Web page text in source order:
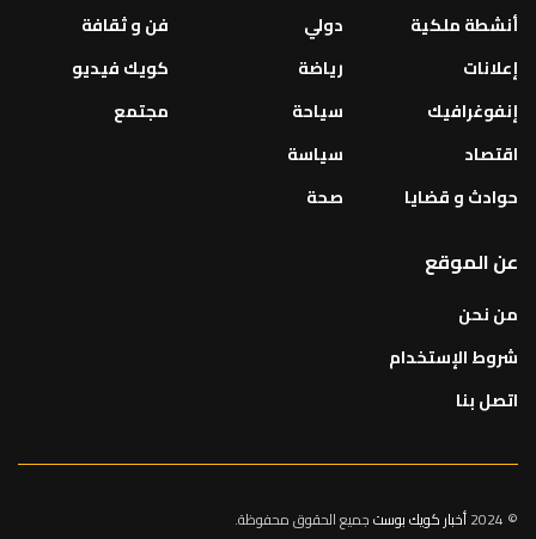
أنشطة ملكية
إعلانات
إنفوغرافيك
اقتصاد
حوادث و قضايا
دولي
رياضة
سياحة
سياسة
صحة
فن و ثقافة
كويك فيديو
مجتمع
عن الموقع
من نحن
شروط الإستخدام
اتصل بنا
© 2024 أخبار كويك بوستجميع الحقوق محفوظة.